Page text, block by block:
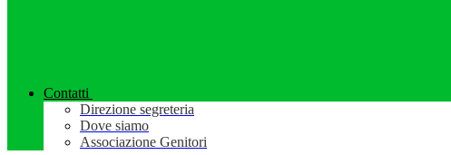
Contatti
Direzione segreteria
Dove siamo
Associazione Genitori